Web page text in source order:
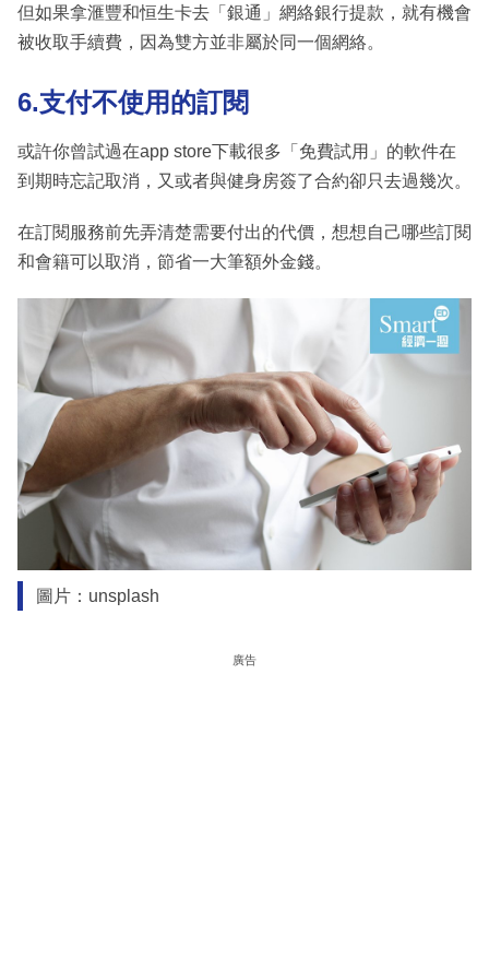
但如果拿滙豐和恒生卡去「銀通」網絡銀行提款，就有機會
被收取手續費，因為雙方並非屬於同一個網絡。
6.支付不使用的訂閱
或許你曾試過在app store下載很多「免費試用」的軟件在
到期時忘記取消，又或者與健身房簽了合約卻只去過幾次。
在訂閱服務前先弄清楚需要付出的代價，想想自己哪些訂閱
和會籍可以取消，節省一大筆額外金錢。
圖片：unsplash
廣告